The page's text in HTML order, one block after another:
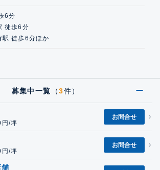
6分
徒歩6分
駅 徒歩6分ほか
募集中一覧 （3件）
/坪
お問合せ
/坪
お問合せ
舗